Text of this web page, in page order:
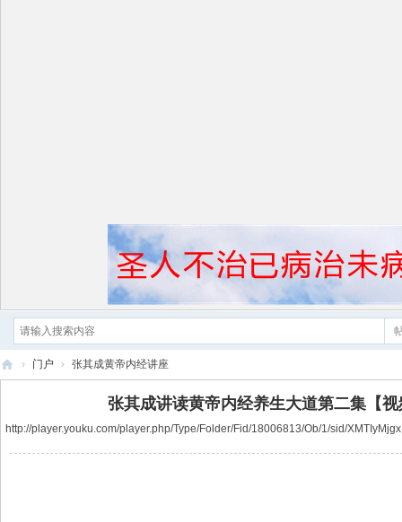
› 门户 › 张其成黄帝内经讲座
张其成讲读黄帝内经养生大道第二集【视
http://player.youku.com/player.php/Type/Folder/Fid/18006813/Ob/1/sid/